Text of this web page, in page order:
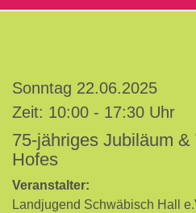
Passwort
Neu
hier?
Sonntag 22.06.2025
Zeit: 10:00 - 17:30 Uhr
75-jähriges Jubiläum &
Hofes
Veranstalter:
Landjugend Schwäbisch Hall